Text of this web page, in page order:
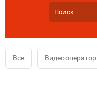
Все Видеооператор